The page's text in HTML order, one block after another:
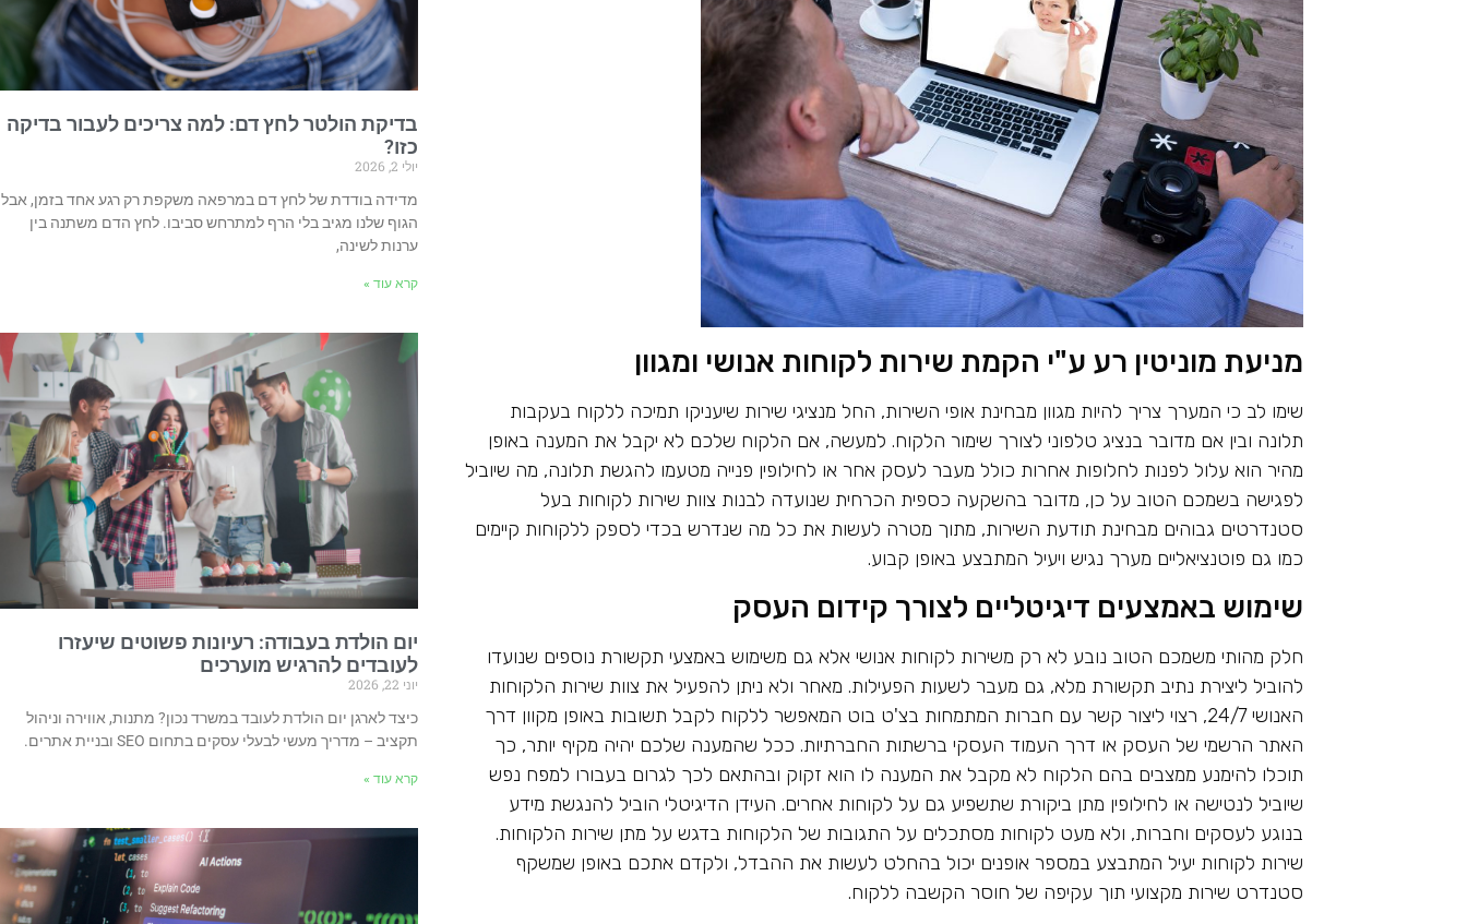
מניעת מוניטין רע ע"י הקמת שירות לקוחות אנושי ומגוון
שימו לב כי המערך צריך להיות מגוון מבחינת אופי השירות, החל מנציגי שירות שיעניקו תמיכה ללקוח בעקבות
תלונה ובין אם מדובר בנציג טלפוני לצורך שימור הלקוח. למעשה, אם הלקוח שלכם לא יקבל את המענה באופן
מהיר הוא עלול לפנות לחלופות אחרות כולל מעבר לעסק אחר או לחילופין פנייה מטעמו להגשת תלונה, מה שיוביל
לפגישה בשמכם הטוב על כן, מדובר בהשקעה כספית הכרחית שנועדה לבנות צוות שירות לקוחות בעל
סטנדרטים גבוהים מבחינת תודעת השירות, מתוך מטרה לעשות את כל מה שנדרש בכדי לספק ללקוחות קיימים
כמו גם פוטנציאליים מערך נגיש ויעיל המתבצע באופן קבוע.
שימוש באמצעים דיגיטליים לצורך קידום העסק
חלק מהותי משמכם הטוב נובע לא רק משירות לקוחות אנושי אלא גם משימוש באמצעי תקשורת נוספים שנועדו
להוביל ליצירת נתיב תקשורת מלא, גם מעבר לשעות הפעילות. מאחר ולא ניתן להפעיל את צוות שירות הלקוחות
האנושי 24/7, רצוי ליצור קשר עם חברות המתמחות בצ'ט בוט המאפשר ללקוח לקבל תשובות באופן מקוון דרך
האתר הרשמי של העסק או דרך העמוד העסקי ברשתות החברתיות. ככל שהמענה שלכם יהיה מקיף יותר, כך
תוכלו להימנע ממצבים בהם הלקוח לא מקבל את המענה לו הוא זקוק ובהתאם לכך לגרום בעבורו למפח נפש
שיוביל לנטישה או לחילופין מתן ביקורת שתשפיע גם על לקוחות אחרים. העידן הדיגיטלי הוביל להנגשת מידע
בנוגע לעסקים וחברות, ולא מעט לקוחות מסתכלים על התגובות של הלקוחות בדגש על מתן שירות הלקוחות.
שירות לקוחות יעיל המתבצע במספר אופנים יכול בהחלט לעשות את ההבדל, ולקדם אתכם באופן שמשקף
סטנדרט שירות מקצועי תוך עקיפה של חוסר הקשבה ללקוח.
בדיקת הולטר לחץ דם: למה צריכים לעבור בדיקה
כזו?
יולי 2, 2026
מדידה בודדת של לחץ דם במרפאה משקפת רק רגע אחד בזמן, אבל
הגוף שלנו מגיב בלי הרף למתרחש סביבו. לחץ הדם משתנה בין
ערנות לשינה,
קרא עוד »
יום הולדת בעבודה: רעיונות פשוטים שיעזרו
לעובדים להרגיש מוערכים
יוני 22, 2026
כיצד לארגן יום הולדת לעובד במשרד נכון? מתנות, אווירה וניהול
תקציב – מדריך מעשי לבעלי עסקים בתחום SEO ובניית אתרים.
קרא עוד »